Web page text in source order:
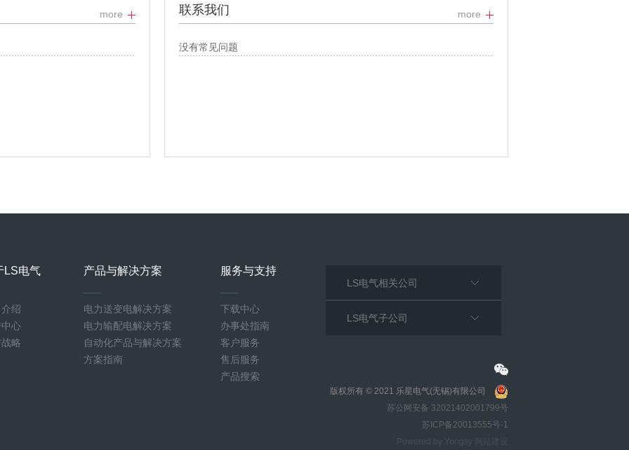
more 联系我们 more
没有常见问题
LS电气
绍
心
略
产品与解决方案
电力送变电解决方案
电力输配电解决方案
自动化产品与解决方案
方案指南
服务与支持
下载中心
办事处指南
客户服务
售后服务
产品搜索
LS电气相关公司
LS电气子公司
版权所有 © 2021 乐星电气(无锡)有限公司
苏公网安备 32021402001799号
苏ICP备20013555号-1
Powered by Yongsy 网站建设